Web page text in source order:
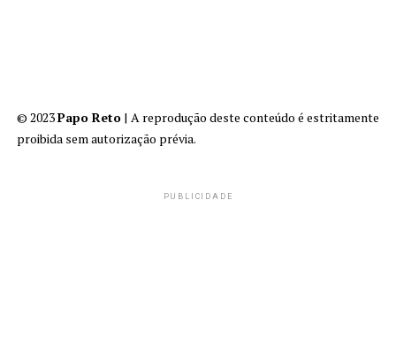
© 2023Papo Reto | A reprodução deste conteúdo é estritamente
proibida sem autorização prévia.
PUBLICIDADE